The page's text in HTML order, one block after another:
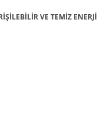
VE TEMİZ ENERJİ